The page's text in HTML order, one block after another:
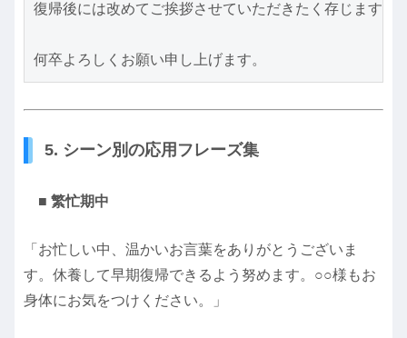
復帰後には改めてご挨拶させていただきたく存じます。
5. シーン別の応用フレーズ集
■ 繁忙期中
「お忙しい中、温かいお言葉をありがとうございま
す。休養して早期復帰できるよう努めます。○○様もお
身体にお気をつけください。」